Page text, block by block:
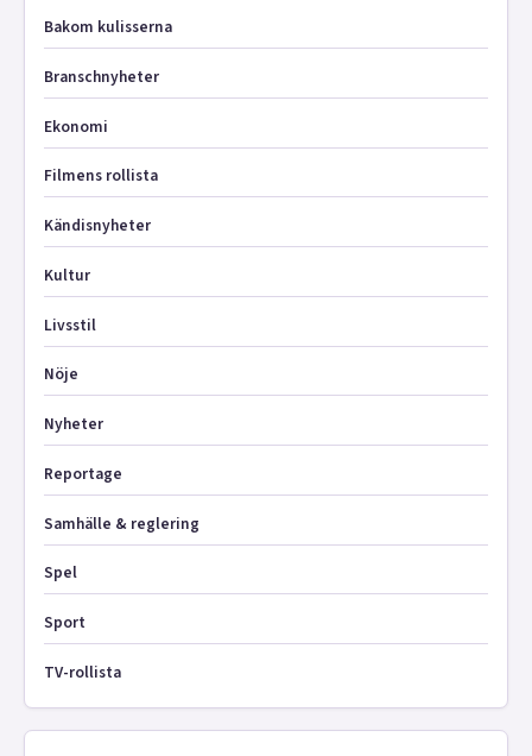
Bakom kulisserna
Branschnyheter
Ekonomi
Filmens rollista
Kändisnyheter
Kultur
Livsstil
Nöje
Nyheter
Reportage
Samhälle & reglering
Spel
Sport
TV-rollista